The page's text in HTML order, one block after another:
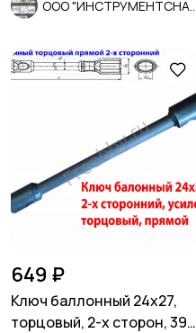
649 ₽
Ключ баллонный 24х27,
торцовый, 2-х сторон, 390